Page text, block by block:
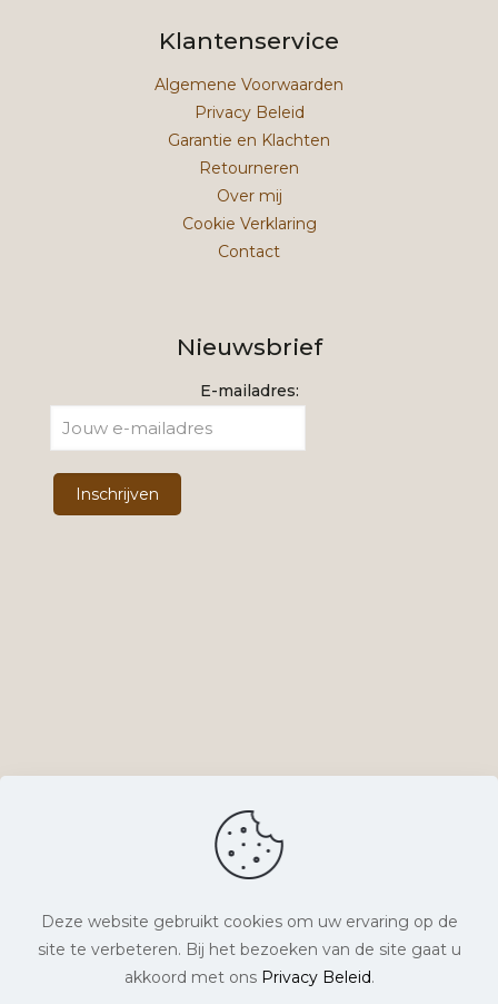
Klantenservice
Algemene Voorwaarden
Privacy Beleid
Garantie en Klachten
Retourneren
Over mij
Cookie Verklaring
Contact
Nieuwsbrief
E-mailadres:
© Lyts Verlangen. Alle rechten voorbehouden. |
Deze website gebruikt cookies om uw ervaring op de
site te verbeteren. Bij het bezoeken van de site gaat u
akkoord met ons Privacy Beleid.